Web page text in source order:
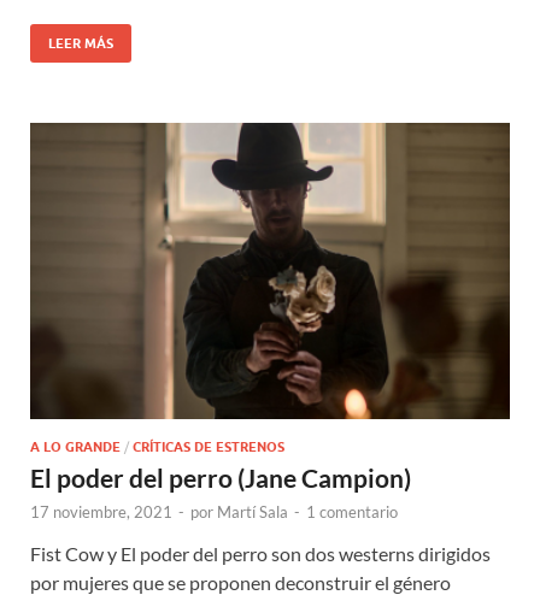
LEER MÁS
A LO GRANDE / CRÍTICAS DE ESTRENOS
El poder del perro (Jane Campion)
17 noviembre, 2021 - por Martí Sala - 1 comentario
Fist Cow y El poder del perro son dos westerns dirigidos
por mujeres que se proponen deconstruir el género